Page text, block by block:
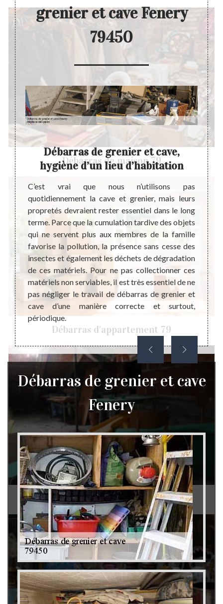
Débarras de maison 79
Débarras d'appartement 79
Débarras de grenier et cave 79
grenier et cave Fenery
79450
la
et
pour
de
de
que
Débarras de grenier et cave,
hygiène d’un lieu d’habitation
C’est vrai que nous n’utilisons pas
quotidiennement la cave et grenier, mais leurs
propretés devraient rester essentiel dans le long
terme. Parce que la cumulation tardive des objets
qui ne servent plus aux membres de la famille
favorise la pollution, la présence sans cesse des
insectes et également les déchets de dégradation
de ces matériels. Pour ne pas collectionner ces
matériels non serviables, il est très essentiel de ne
pas négliger le travail de débarras de grenier et
cave d’une manière correcte et surtout,
périodique.
Le
du
Mais
les
de
votre
Débarras de grenier et cave
Fenery